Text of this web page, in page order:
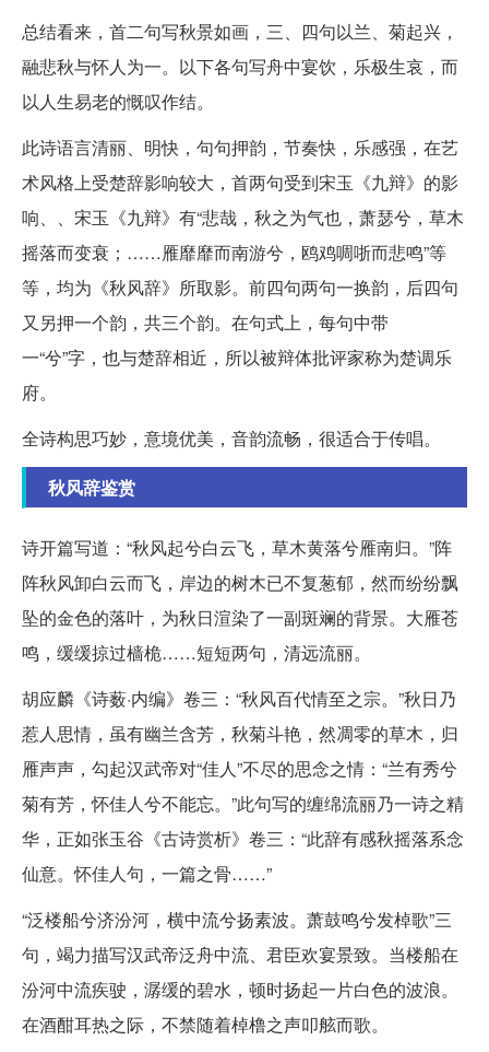
总结看来，首二句写秋景如画，三、四句以兰、菊起兴，
融悲秋与怀人为一。以下各句写舟中宴饮，乐极生哀，而
以人生易老的慨叹作结。
此诗语言清丽、明快，句句押韵，节奏快，乐感强，在艺
术风格上受楚辞影响较大，首两句受到宋玉《九辩》的影
响、、宋玉《九辩》有“悲哉，秋之为气也，萧瑟兮，草木
摇落而变衰；……雁靡靡而南游兮，鸥鸡啁哳而悲鸣”等
等，均为《秋风辞》所取影。前四句两句一换韵，后四句
又另押一个韵，共三个韵。在句式上，每句中带
一“兮”字，也与楚辞相近，所以被辩体批评家称为楚调乐
府。
全诗构思巧妙，意境优美，音韵流畅，很适合于传唱。
秋风辞鉴赏
诗开篇写道：“秋风起兮白云飞，草木黄落兮雁南归。”阵
阵秋风卸白云而飞，岸边的树木已不复葱郁，然而纷纷飘
坠的金色的落叶，为秋日渲染了一副斑斓的背景。大雁苍
鸣，缓缓掠过樯桅……短短两句，清远流丽。
胡应麟《诗薮·内编》卷三：“秋风百代情至之宗。”秋日乃
惹人思情，虽有幽兰含芳，秋菊斗艳，然凋零的草木，归
雁声声，勾起汉武帝对“佳人”不尽的思念之情：“兰有秀兮
菊有芳，怀佳人兮不能忘。”此句写的缠绵流丽乃一诗之精
华，正如张玉谷《古诗赏析》卷三：“此辞有感秋摇落系念
仙意。怀佳人句，一篇之骨……”
“泛楼船兮济汾河，横中流兮扬素波。萧鼓鸣兮发棹歌”三
句，竭力描写汉武帝泛舟中流、君臣欢宴景致。当楼船在
汾河中流疾驶，潺缓的碧水，顿时扬起一片白色的波浪。
在酒酣耳热之际，不禁随着棹橹之声叩舷而歌。